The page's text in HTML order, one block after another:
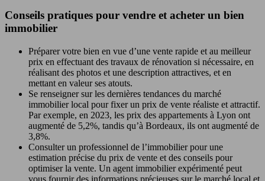
Conseils pratiques pour vendre et acheter un bien
immobilier
Préparer votre bien en vue d’une vente rapide et au meilleur
prix en effectuant des travaux de rénovation si nécessaire, en
réalisant des photos et une description attractives, et en
mettant en valeur ses atouts.
Se renseigner sur les dernières tendances du marché
immobilier local pour fixer un prix de vente réaliste et attractif.
Par exemple, en 2023, les prix des appartements à Lyon ont
augmenté de 5,2%, tandis qu’à Bordeaux, ils ont augmenté de
3,8%.
Consulter un professionnel de l’immobilier pour une
estimation précise du prix de vente et des conseils pour
optimiser la vente. Un agent immobilier expérimenté peut